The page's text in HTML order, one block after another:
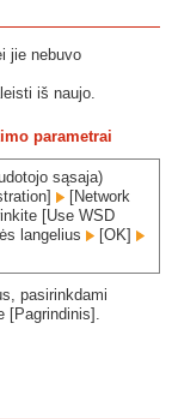
jie nebuvo
iš naujo.
parametrai
sąsaja)
[Network
[Use WSD
langelius
[OK]
pasirinkdami
[Pagrindinis].